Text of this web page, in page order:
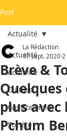
Post
Actualité
Actualité
Culture
Gastronomie
Société
Actualité
Brève &
Quelques
plus avec
Pchum
La Rédaction
17 sept. 2020